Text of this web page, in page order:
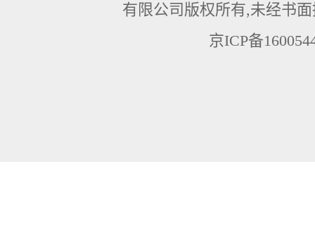
有限公司版权所有,未经书
京ICP备